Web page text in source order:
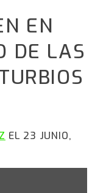
EN
DE LAS
EL 23 JUNIO,